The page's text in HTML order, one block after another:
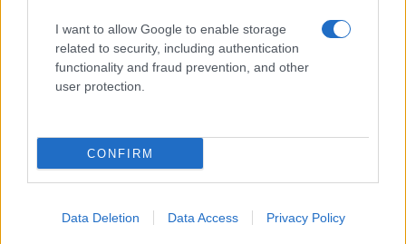
I want to allow Google to enable storage
related to security, including authentication
functionality and fraud prevention, and other
user protection.
CONFIRM
Data Deletion Data Access Privacy Policy